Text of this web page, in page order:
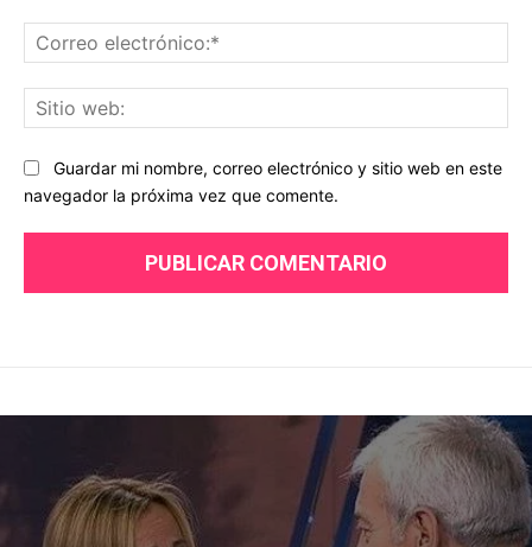
Guardar mi nombre, correo electrónico y sitio web en este
navegador la próxima vez que comente.